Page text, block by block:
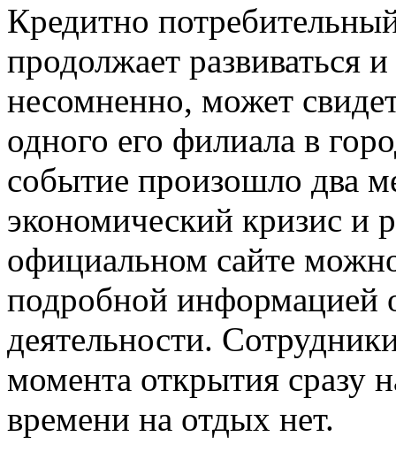
Кредитно
продолжает развиваться
несомненно, может
одного его филиала в
событие произошло два
экономический кризис и
официальном сайте
подробной информацией
деятельности.
момента открытия сразу
времени на отдых нет.